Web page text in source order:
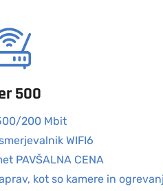
500
200 Mbit
WIFI6
PAVŠALNA CENA
kot so kamere in